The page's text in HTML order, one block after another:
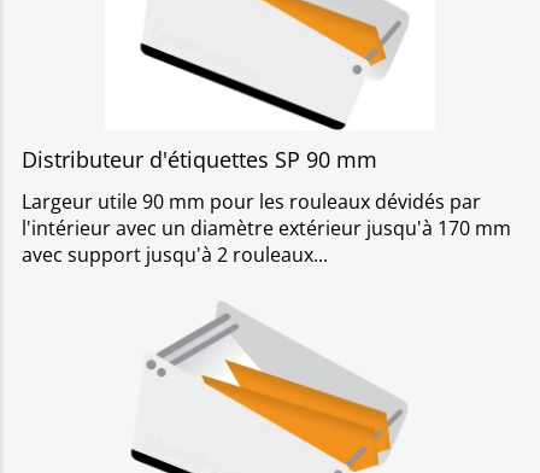
Distributeur d'étiquettes SP 90 mm
Largeur utile 90 mm pour les rouleaux dévidés par
l'intérieur avec un diamètre extérieur jusqu'à 170 mm
avec support jusqu'à 2 rouleaux